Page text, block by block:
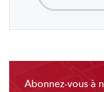
Abonnez-vous à